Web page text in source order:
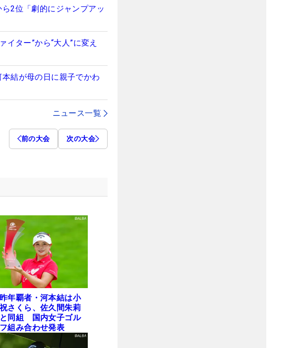
2位「劇的にジャンプアッ
ター”から“大人”に変え
結が母の日に親子でかわ
ニュース一覧
前の大会 次の大会
昨年覇者・河本結は小
祝さくら、佐久間朱莉
と同組 国内女子ゴル
フ組み合わせ発表